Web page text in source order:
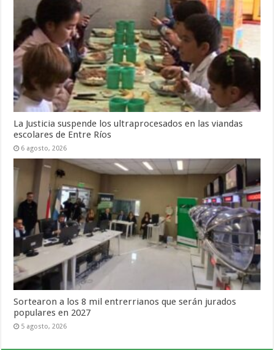
La Justicia suspende los ultraprocesados en las viandas
escolares de Entre Ríos
6 agosto, 2026
Sortearon a los 8 mil entrerrianos que serán jurados
populares en 2027
5 agosto, 2026